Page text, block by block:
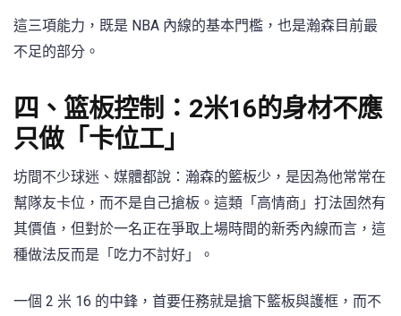
這三項能力，既是 NBA 內線的基本門檻，也是瀚森目前最
不足的部分。
四、篮板控制：2米16的身材不應
只做「卡位工」
坊間不少球迷、媒體都說：瀚森的籃板少，是因為他常常在
幫隊友卡位，而不是自己搶板。這類「高情商」打法固然有
其價值，但對於一名正在爭取上場時間的新秀內線而言，這
種做法反而是「吃力不討好」。
一個 2 米 16 的中鋒，首要任務就是搶下籃板與護框，而不